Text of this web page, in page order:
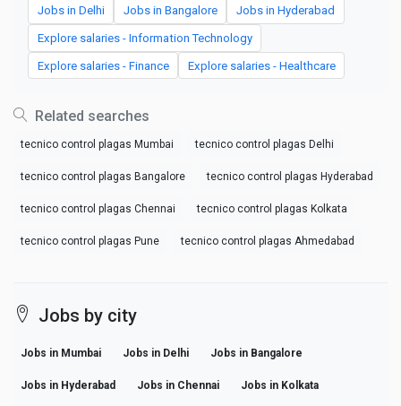
Jobs in Delhi Jobs in Bangalore Jobs in Hyderabad
Explore salaries - Information Technology
Explore salaries - Finance Explore salaries - Healthcare
Related searches
tecnico control plagas Mumbai tecnico control plagas Delhi
tecnico control plagas Bangalore tecnico control plagas Hyderabad
tecnico control plagas Chennai tecnico control plagas Kolkata
tecnico control plagas Pune tecnico control plagas Ahmedabad
Jobs by city
Jobs in Mumbai Jobs in Delhi Jobs in Bangalore
Jobs in Hyderabad Jobs in Chennai Jobs in Kolkata